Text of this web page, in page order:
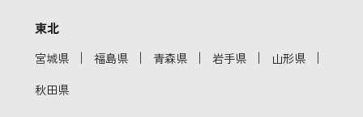
東北
宮城県 ｜ 福島県 ｜ 青森県 ｜ 岩手県 ｜ 山形県 ｜
秋田県